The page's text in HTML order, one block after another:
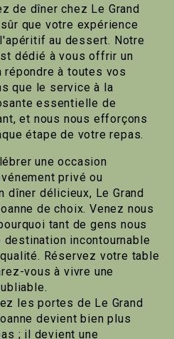
de dîner chez Le Grand
que votre expérience
au dessert. Notre
dédié à vous offrir un
à toutes vos
que le service à la
essentielle de
et nous nous efforçons
étape de votre repas.
une occasion
privé ou
délicieux, Le Grand
de choix. Venez nous
tant de gens nous
incontournable
Réservez votre table
vous à vivre une
les portes de Le Grand
devient bien plus
; il devient une